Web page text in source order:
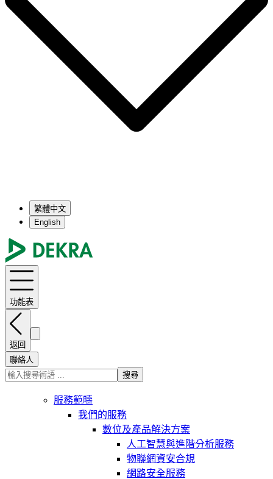
繁體中文
English
功能表
返回
聯絡人
搜尋
服務範疇
我們的服務
數位及產品解決方案
人工智慧與進階分析服務
物聯網資安合規
網路安全服務